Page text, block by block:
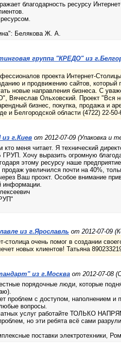
благодарность ресурсу
Белякова Ж. А.
группа "КРЕДО" из
проекта Интернет-
и продвижению сайтов, который
новые направления бизнеса. С
Вячеслав Ольховский. Проект "Вся
бизнес, покупка, продажа и
и Белгородской области (4722) 22-
г.Киев от 2012-07-09 (Упаковка и
кто меня читает. Я технический
Хочу выразить огромную
этому ресурсу наше
увеличился почти на 40%,
Ваш проэкт. Особое внимание
информации.
из г.Ярославль от 2012-07-09
столица очень помог в создании
новых клиентов! Татьяна
из г.Москва от 2012-07-08
порядочные люди, которые
проблем с доступом, наполнением
вопросы.
услуг работайте ТОЛЬКО
но эти ребята всё сами
поставки электротехники,